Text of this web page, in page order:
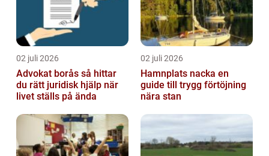
02 juli 2026
Advokat borås så hittar
du rätt juridisk hjälp när
livet ställs på ända
02 juli 2026
Hamnplats nacka en
guide till trygg förtöjning
nära stan